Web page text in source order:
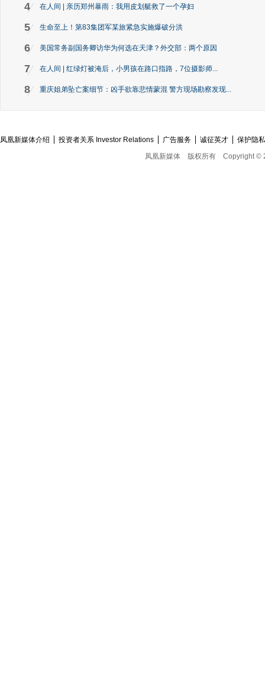
4 在人间 | 亲历郑州暴雨：我用皮划艇救了一个孕妇
5 生命至上！第83集团军某旅紧急实施爆破分洪
6 美国常务副国务卿访华为何选在天津？外交部：两个原因
7 在人间 | 红绿灯被淹后，小男孩在路口指路，7位摄影师...
8 重庆姐弟坠亡案细节：凶手欲靠悲情蒙混 警方现场勘察发现...
凤凰新媒体介绍 投资者关系 Investor Relations 广告服务 诚征英才
保护隐
凤凰新媒体
版权所有 Copyright ©